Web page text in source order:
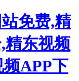
免费,精
精东视频
APP下